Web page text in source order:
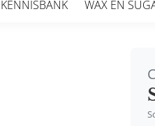
KENNISBANK WAX EN